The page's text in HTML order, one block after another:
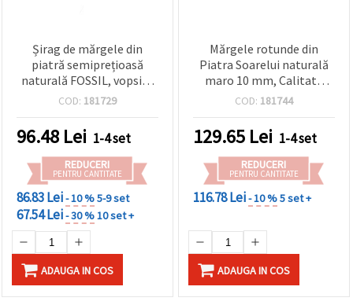
Șirag de mărgele din
piatră semiprețioasă
naturală FOSSIL, vopsite
roz-roșu, rotunde, 10 mm,
COD: 181729
96.48 Lei 1-4 set
REDUCERI
PENTRU CANTITATE
86.83 Lei- 10 %5-9 set
67.54 Lei- 30 %10 set +
ADAUGA IN COS
Mărgele rotunde din
Piatra Soarelui naturală
maro 10 mm, Calitate
Superioară, șirag complet
semiprețioasă pentru
bijuterii handmade,
brățări și coliere
COD: 181744
129.65 Lei 1-4 set
REDUCERI
PENTRU CANTITATE
116.78 Lei- 10 %5 set +
ADAUGA IN COS